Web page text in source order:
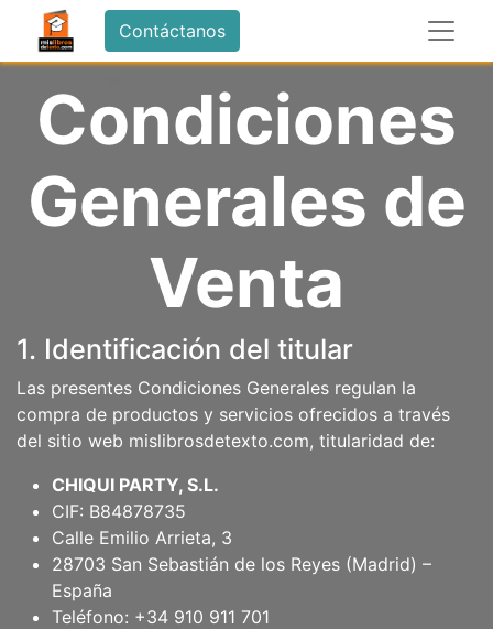
Contáctanos
Condiciones
Generales de
Venta
1. Identificación del titular
Las presentes Condiciones Generales regulan la
compra de productos y servicios ofrecidos a través
del sitio web mislibrosdetexto.com, titularidad de:
CHIQUI PARTY, S.L.
CIF: B84878735
Calle Emilio Arrieta, 3
28703 San Sebastián de los Reyes (Madrid) –
España
Teléfono: +34 910 911 701